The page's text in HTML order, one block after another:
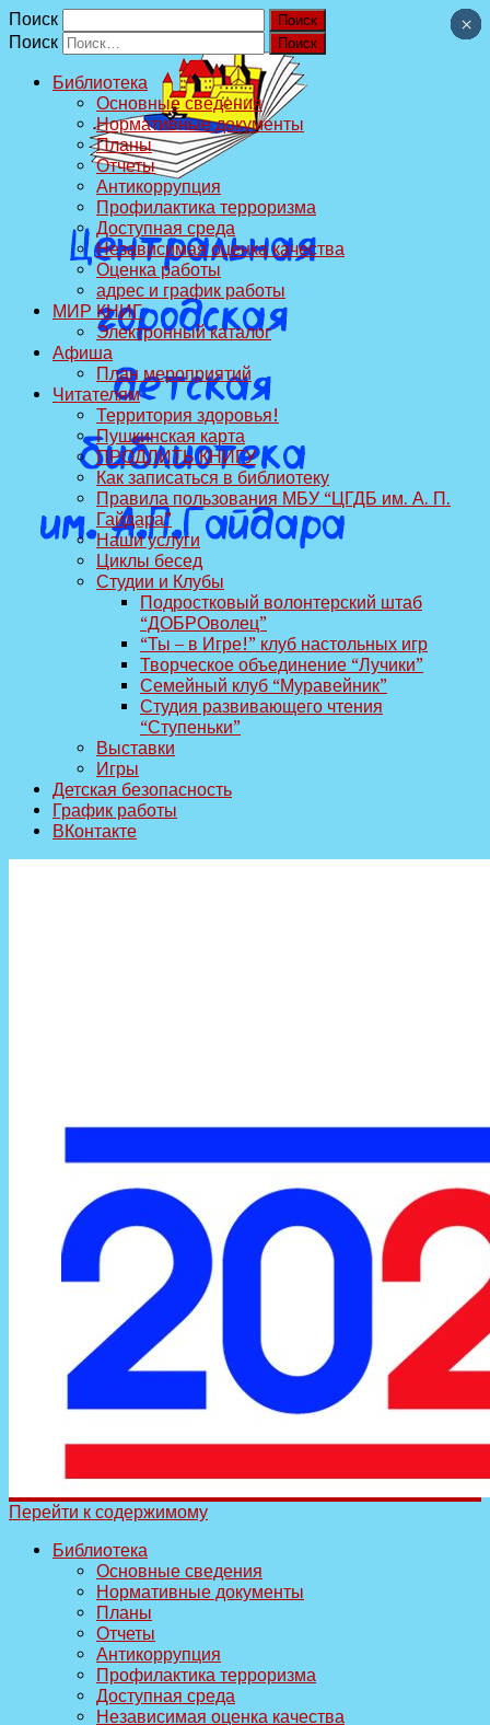
Поиск
Поиск
Библиотека
Основные сведения
Нормативные документы
Планы
Отчеты
Антикоррупция
Профилактика терроризма
Доступная среда
Независимая оценка качества
Оценка работы
адрес и график работы
МИР КНИГ
Электронный каталог
Афиша
План мероприятий
Читателям
Территория здоровья!
Пушкинская карта
ПРОДЛИТЬ КНИГУ
Как записаться в библиотеку
Правила пользования МБУ “ЦГДБ им. А. П.
Гайдара”
Наши услуги
Циклы бесед
Студии и Клубы
Подростковый волонтерский штаб
“ДОБРОволец”
“Ты – в Игре!” клуб настольных игр
Творческое объединение “Лучики”
Семейный клуб “Муравейник”
Студия развивающего чтения
“Ступеньки”
Выставки
Игры
Детская безопасность
График работы
ВКонтакте
Перейти к содержимому
Библиотека
Основные сведения
Нормативные документы
Планы
Отчеты
Антикоррупция
Профилактика терроризма
Доступная среда
Независимая оценка качества
×
×
×
×
×
×
×
×
×
×